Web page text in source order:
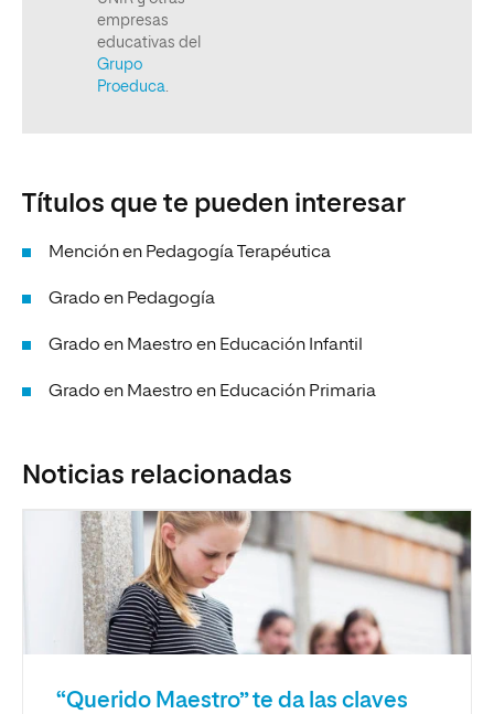
Títulos que te pueden interesar
Mención en Pedagogía Terapéutica
Grado en Pedagogía
Grado en Maestro en Educación Infantil
Grado en Maestro en Educación Primaria
Noticias relacionadas
“Querido Maestro” te da las claves